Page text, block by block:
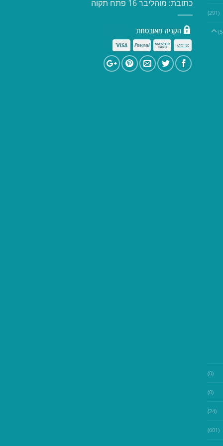
(291)
(0)
(0)
(24)
(601)
כתובת: מוהליבר 16 פתח תקוה